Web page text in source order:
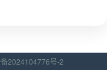
2024104776号-2